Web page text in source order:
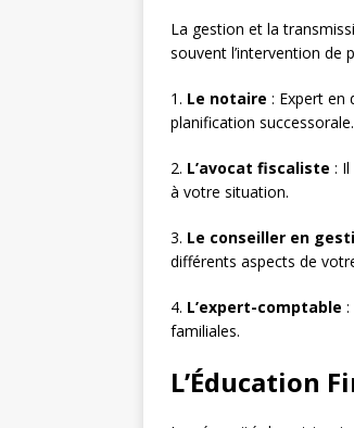
La gestion et la
souvent l’intervention de
1. Le notaire : Expert en
planification successorale.
2. L’avocat fiscaliste :
à votre situation.
3. Le conseiller en
différents aspects de
4. L’expert-comptable :
familiales.
L’Éducation